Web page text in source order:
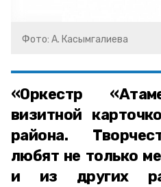
Фото: А. Касымгалиева
«Оркестр
визитной
района.
любят не только
и из других